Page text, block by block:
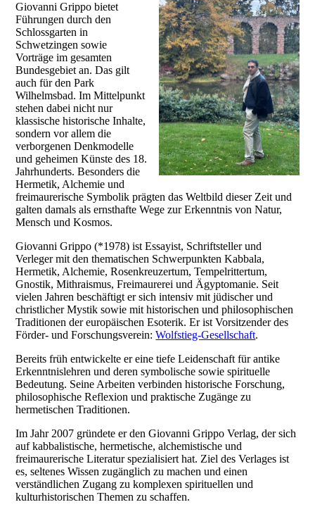
Giovanni Grippo bietet
Führungen durch den
Schlossgarten in
Schwetzingen sowie
Vorträge im gesamten
Bundesgebiet an. Das gilt
auch für den Park
Wilhelmsbad. Im Mittelpunkt
stehen dabei nicht nur
klassische historische Inhalte,
sondern vor allem die
verborgenen Denkmodelle
und geheimen Künste des 18.
Jahrhunderts. Besonders die
Hermetik, Alchemie und
freimaurerische Symbolik prägten das Weltbild dieser Zeit und
galten damals als ernsthafte Wege zur Erkenntnis von Natur,
Mensch und Kosmos.
Giovanni Grippo (*1978) ist Essayist, Schriftsteller und
Verleger mit den thematischen Schwerpunkten Kabbala,
Hermetik, Alchemie, Rosenkreuzertum, Tempelrittertum,
Gnostik, Mithraismus, Freimaurerei und Ägyptomanie. Seit
vielen Jahren beschäftigt er sich intensiv mit jüdischer und
christlicher Mystik sowie mit historischen und philosophischen
Traditionen der europäischen Esoterik. Er ist Vorsitzender des
Förder- und Forschungsverein:Wolfstieg-Gesellschaft.
Bereits früh entwickelte er eine tiefe Leidenschaft für antike
Erkenntnislehren und deren symbolische sowie spirituelle
Bedeutung. Seine Arbeiten verbinden historische Forschung,
philosophische Reflexion und praktische Zugänge zu
hermetischen Traditionen.
Im Jahr 2007 gründete er den Giovanni Grippo Verlag, der sich
auf kabbalistische, hermetische, alchemistische und
freimaurerische Literatur spezialisiert hat. Ziel des Verlages ist
es, seltenes Wissen zugänglich zu machen und einen
verständlichen Zugang zu komplexen spirituellen und
kulturhistorischen Themen zu schaffen.